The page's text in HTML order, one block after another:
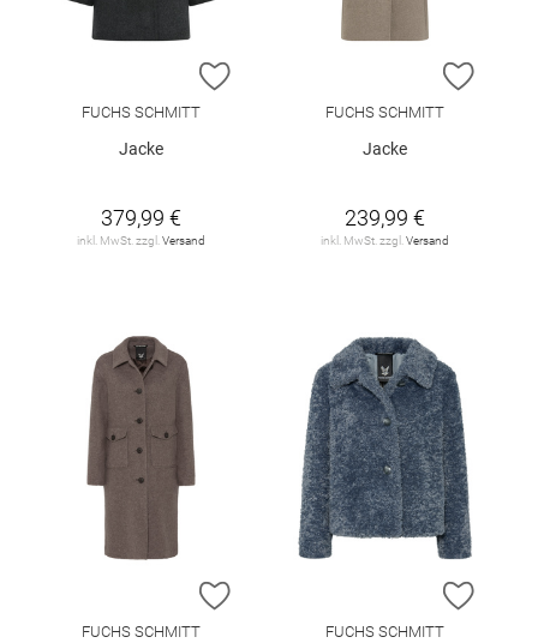
ZUR WUNSCHLISTE HINZUFÜGEN
FUCHS SCHMITT
Jacke
379,99 €
inkl. MwSt. zzgl.Versand
ZUR
FUCHS SCHMITT
Jacke
239,99 €
inkl. MwSt. zzgl.Versand
ZUR WUNSCHLISTE HINZUFÜGEN
FUCHS SCHMITT
ZUR
FUCHS SCHMITT